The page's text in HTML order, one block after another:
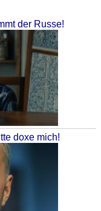
der Russe!
doxe mich!